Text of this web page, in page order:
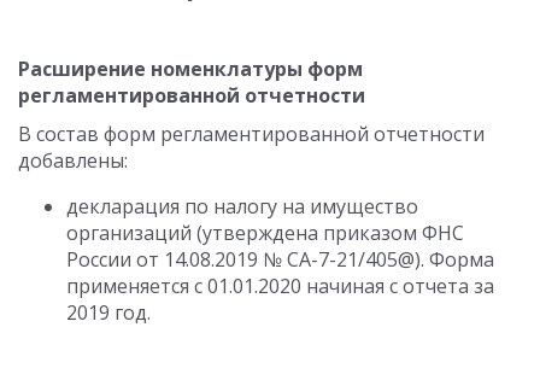
Расширение номенклатуры форм
регламентированной отчетности
В состав форм регламентированной отчетности
добавлены:
декларация по налогу на имущество
организаций (утверждена приказом ФНС
России от 14.08.2019 № СА-7-21/405@). Форма
применяется с 01.01.2020 начиная с отчета за
2019 год.